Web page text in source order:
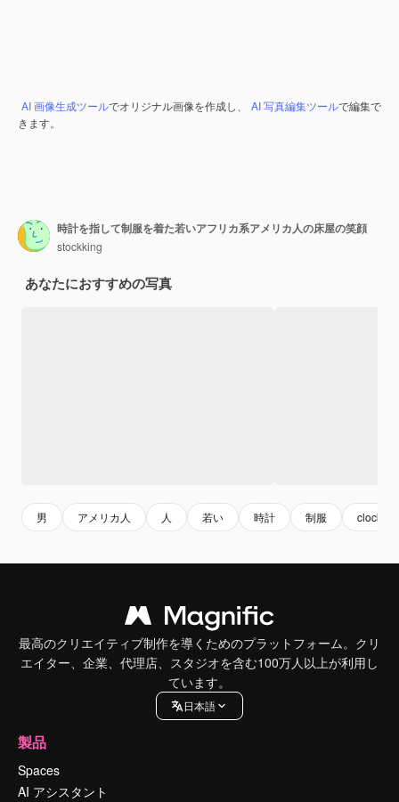
AI 画像生成ツールでオリジナル画像を作成し、 AI 写真編集ツールで編集で
きます。
時計を指して制服を着た若いアフリカ系アメリカ人の床屋の笑顔
stockking
あなたにおすすめの写真
男 アメリカ人 人 若い 時計 制服 clock
最高のクリエイティブ制作を導くためのプラットフォーム。クリ
エイター、企業、代理店、スタジオを含む100万人以上が利用し
ています。
日本語
製品
Spaces
AI アシスタント